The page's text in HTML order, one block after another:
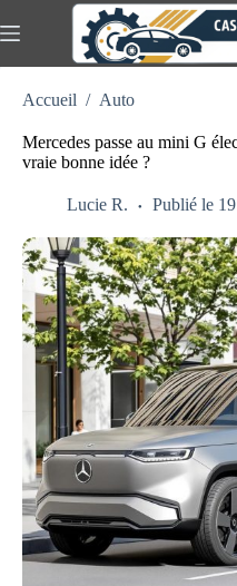
au
Aucun
Actualités
Moto
Accueil / Auto
Mercedes passe au mini G
vraie bonne idée ?
Lucie R. Publié le